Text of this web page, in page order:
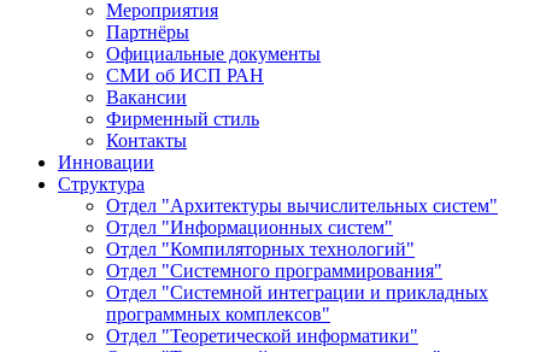
Мероприятия
Партнёры
Официальные документы
СМИ об ИСП РАН
Вакансии
Фирменный стиль
Контакты
Инновации
Структура
Отдел "Архитектуры вычислительных систем"
Отдел "Информационных систем"
Отдел "Компиляторных технологий"
Отдел "Системного программирования"
Отдел "Системной интеграции и прикладных
программных комплексов"
Отдел "Теоретической информатики"